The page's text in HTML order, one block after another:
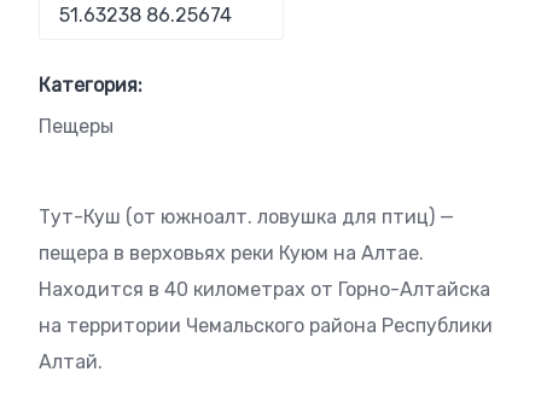
Категория:
Пещеры
Тут-Куш (от южноалт. ловушка для птиц) —
пещера в верховьях реки Куюм на Алтае.
Находится в 40 километрах от Горно-Алтайска
на территории Чемальского района Республики
Алтай.